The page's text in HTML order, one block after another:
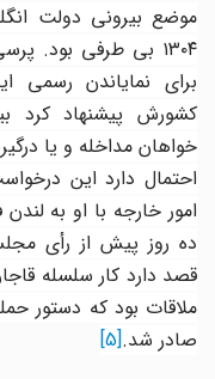
موضع بیرونی دولت
١٣٠٤ بی طرفی بود.
برای نمایاندن رسمی
کشورش پیشنهاد کرد
خواهان مداخله و یا
احتمال دارد این
امور خارجه با او به
ده روز پیش از رأی
قصد دارد کار سلسله قاجار
ملاقات بود که دستور
صادر شد.[5]